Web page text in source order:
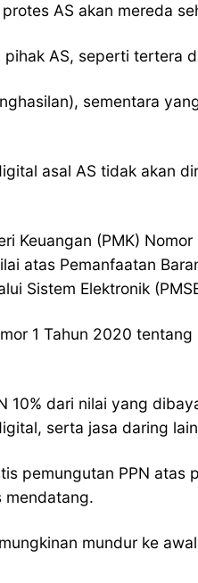
AS akan mereda
AS, seperti tertera
sementara
asal AS tidak akan
Keuangan (PMK)
atas Pemanfaatan
Sistem Elektronik
1 Tahun 2020
10% dari nilai yang
serta jasa daring
pemungutan PPN
mendatang.
mundur ke